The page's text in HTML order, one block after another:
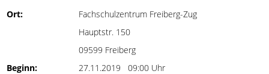
Ort:
Fachschulzentrum Freiberg-Zug
Hauptstr. 150
09599 Freiberg
Beginn:
27.11.2019 09:00 Uhr